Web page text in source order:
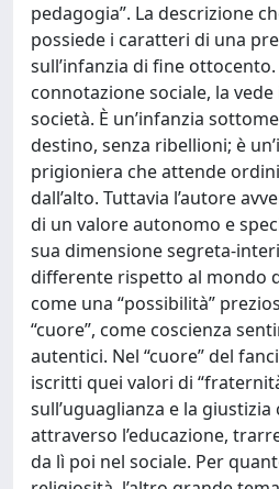
pedagogia”. La descrizione
possiede i caratteri di una
sull’infanzia di fine
connotazione sociale, la
società. È un’infanzia
destino, senza ribellioni; è
prigioniera che attende
dall’alto. Tuttavia l’autore
di un valore autonomo e
sua dimensione segreta-
differente rispetto al mondo
come una “possibilità”
“cuore”, come coscienza
autentici. Nel “cuore” del
iscritti quei valori di
sull’uguaglianza e la giustizia
attraverso l’educazione,
da lì poi nel sociale. Per